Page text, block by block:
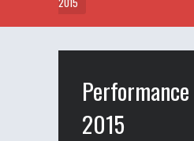
2015